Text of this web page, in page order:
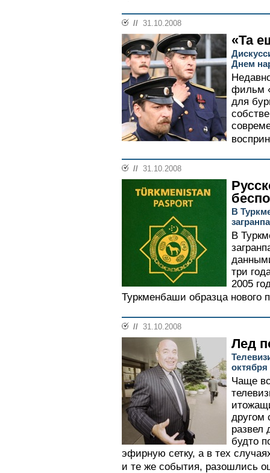
// 31.10.2008
«Та
Днем
фильм
для
// 31.10.2008
В
В
три
2005
Туркменбаши образца нового
// 31.10.2008
Лед
октября
Чаще
другом
развел
будто
эфирную сетку, а в тех
и те же события, разошлись